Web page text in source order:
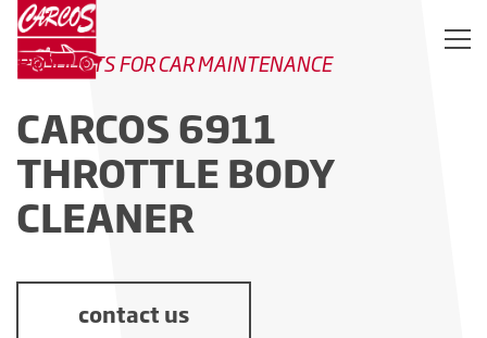
PRODUCTS FOR CAR MAINTENANCE
CARCOS 6911
THROTTLE BODY
CLEANER
contact us